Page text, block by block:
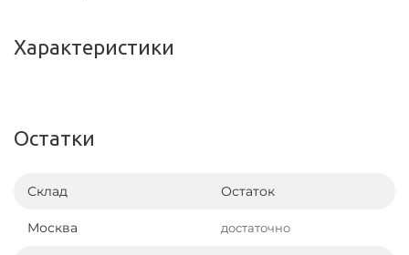
Характеристики
Остатки
Склад Остаток
Москва достаточно